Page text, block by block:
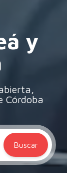
y
Córdoba
Buscar